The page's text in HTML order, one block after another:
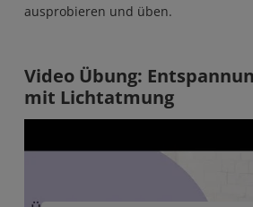
ausprobieren und üben.
Video Übung:
mit Lichtatmung